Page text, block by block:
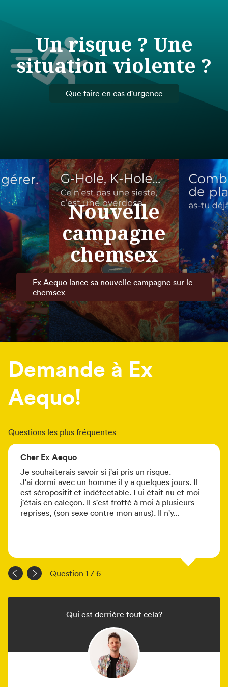
Un risque ? Une
situation violente ?
Que faire en cas d'urgence
Nouvelle
campagne
chemsex
Ex Aequo lance sa nouvelle campagne sur le
chemsex
Demande à Ex
Aequo!
Questions les plus fréquentes
Cher Ex Aequo
Je souhaiterais savoir si j'ai pris un risque.
J'ai dormi avec un homme il y a quelques jours. Il
est séropositif et indétectable. Lui était nu et moi
j'étais en caleçon. Il s'est frotté à moi à plusieurs
reprises, (son sexe contre mon anus). Il n'y...
Question 1 / 6
Qui est derrière tout cela?